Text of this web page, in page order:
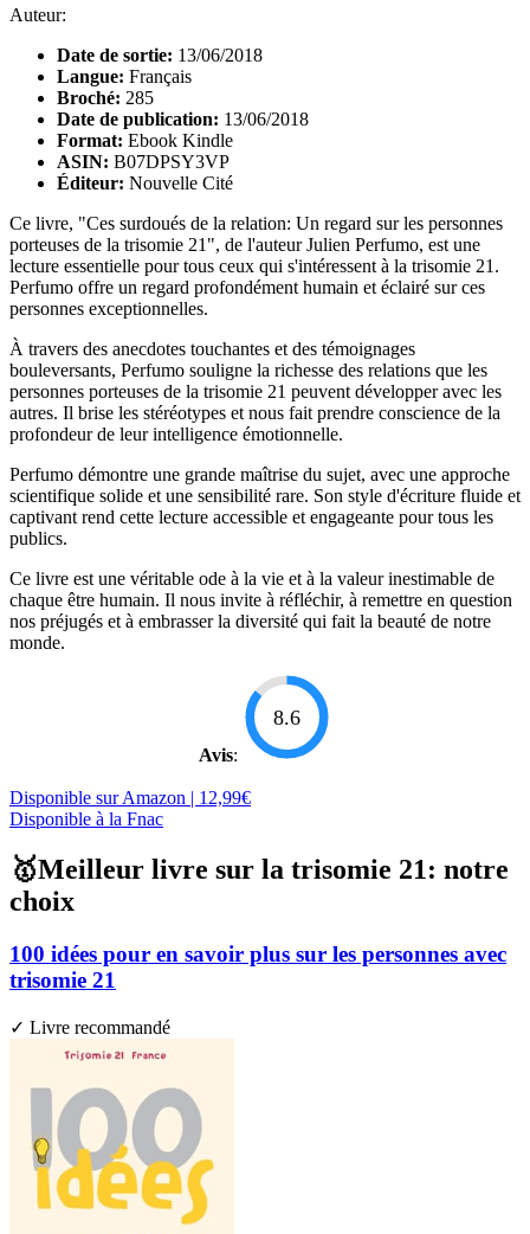
Auteur:
Date de sortie: 13/06/2018
Langue: Français
Broché: 285
Date de publication: 13/06/2018
Format: Ebook Kindle
ASIN: B07DPSY3VP
Éditeur: Nouvelle Cité
Ce livre, "Ces surdoués de la relation: Un regard sur les personnes
porteuses de la trisomie 21", de l'auteur Julien Perfumo, est une
lecture essentielle pour tous ceux qui s'intéressent à la trisomie 21.
Perfumo offre un regard profondément humain et éclairé sur ces
personnes exceptionnelles.
À travers des anecdotes touchantes et des témoignages
bouleversants, Perfumo souligne la richesse des relations que les
personnes porteuses de la trisomie 21 peuvent développer avec les
autres. Il brise les stéréotypes et nous fait prendre conscience de la
profondeur de leur intelligence émotionnelle.
Perfumo démontre une grande maîtrise du sujet, avec une approche
scientifique solide et une sensibilité rare. Son style d'écriture fluide et
captivant rend cette lecture accessible et engageante pour tous les
publics.
Ce livre est une véritable ode à la vie et à la valeur inestimable de
chaque être humain. Il nous invite à réfléchir, à remettre en question
nos préjugés et à embrasser la diversité qui fait la beauté de notre
monde.
Avis:
8.6
Disponible sur Amazon | 12,99€
Disponible à la Fnac
🥇Meilleur livre sur la trisomie 21: notre
choix
100 idées pour en savoir plus sur les personnes avec
trisomie 21
✓ Livre recommandé